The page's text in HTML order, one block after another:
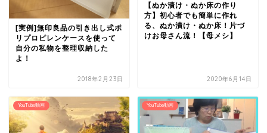
[実例]無印良品の引き出し式ポ
リプロピレンケースを使って
自分の私物を整理収納した
よ！
2018年2月23日
【ぬか漬け・ぬか床の作り
方】初心者でも簡単に作れ
る、ぬか漬け・ぬか床！片づ
けお母さん流！【母メシ】
2020年6月14日
YouTube動画 YouTube動画